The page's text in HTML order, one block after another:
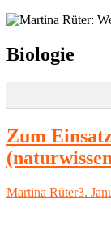
Schlagwort:
Biologie
Zum
Autor
Martina Rüter3.